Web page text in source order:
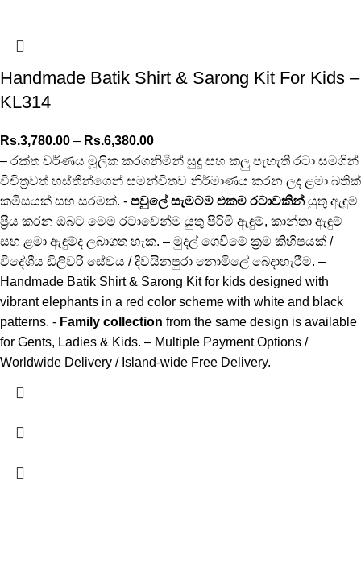
Handmade Batik Shirt & Sarong Kit For Kids –
KL314
Rs.3,780.00 – Rs.6,380.00
– රක්ත වර්ණය මූලික කරගනිමින් සුදු සහ කලු පැහැති රටා සමගින්
විචිත්‍රවත් හස්තීන්ගෙන් සමන්විතව නිර්මාණය කරන ලද ළමා බතික්
කමිසයක් සහ සරමක්. - පවුලේ සැමටම එකම රටාවකින් යුතු ඇඳුම්
ප්‍රිය කරන ඔබට මෙම රටාවෙන්ම යුතු පිරිමි ඇඳුම්, කාන්තා ඇඳුම්
සහ ළමා ඇඳුම්ද ලබාගත හැක. – මුදල් ගෙවීමේ ක්‍රම කිහිපයක් /
විදේශීය ඩිලිවරි සේවය / දිවයිනපුරා නොමිලේ බෙදාහැරීම. –
Handmade Batik Shirt & Sarong Kit for kids designed with
vibrant elephants in a red color scheme with white and black
patterns. - Family collection from the same design is available
for Gents, Ladies & Kids. – Multiple Payment Options /
Worldwide Delivery / Island-wide Free Delivery.